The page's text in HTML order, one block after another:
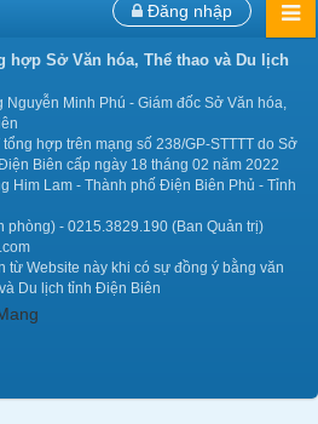
Đăng nhập
hợp Sở Văn hóa, Thể thao và Du lịch
Minh Phú - Giám đốc Sở Văn hóa,
hợp trên mạng số 238/GP-STTTT do Sở
Biên cấp ngày 18 tháng 02 năm 2022
Him Lam - Thành phố Điện Biên Phủ - Tỉnh
- 0215.3829.190 (Ban Quản trị)
từ Website này khi có sự đồng ý bằng văn
Du lịch tỉnh Điện Biên